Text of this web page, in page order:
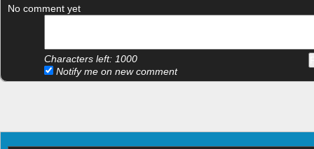
No comment yet
Characters left: 1000
Notify me on new comment